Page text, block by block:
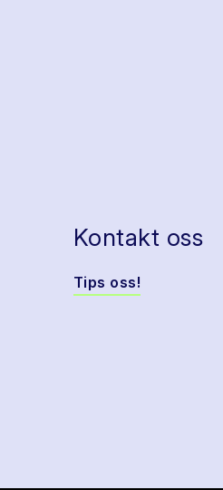
Kontakt oss
Tips oss!